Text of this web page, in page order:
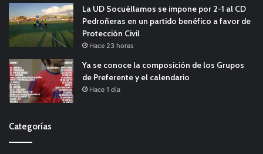
La UD Socuéllamos se impone por 2-1 al CD
Pedroñeras en un partido benéfico a favor de
Protección Civil
Hace 23 horas
Ya se conoce la composición de los Grupos
de Preferente y el calendario
Hace 1 día
Categorías